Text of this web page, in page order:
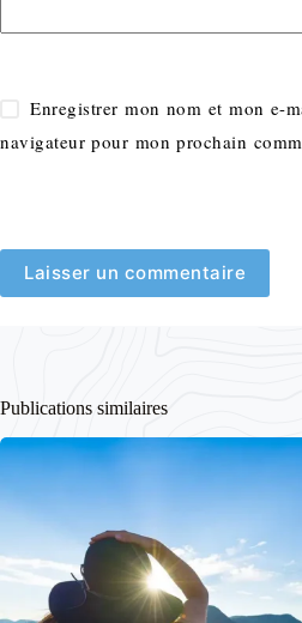
Enregistrer mon nom et mon e-
navigateur pour mon prochain
Laisser un commentaire
Publications similaires